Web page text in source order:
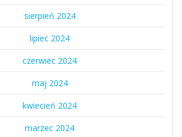
sierpień 2024
lipiec 2024
czerwiec 2024
maj 2024
kwiecień 2024
marzec 2024